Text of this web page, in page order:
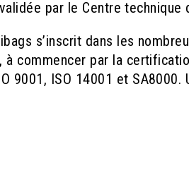
par le Centre technique
s’inscrit dans les
à commencer par la
9001, ISO 14001 et SA8000.